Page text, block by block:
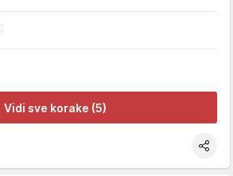
Vidi sve korake (5)